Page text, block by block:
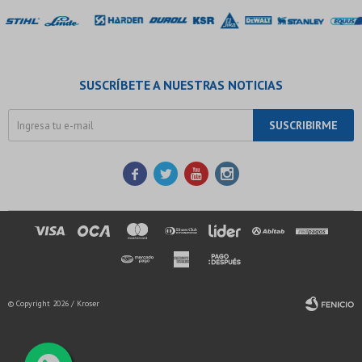
SUSCRÍBETE A NUESTRAS NOTICIAS
SUSCRIBIRME
   
© Copyright 2026 / Kroser